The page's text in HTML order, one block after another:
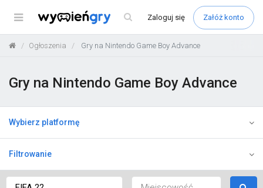
Menu Zaloguj się Załóż konto
Ogłoszenia Gry na Nintendo Game Boy Advance
Gry na Nintendo Game Boy Advance
Wybierz platformę
Filtrowanie